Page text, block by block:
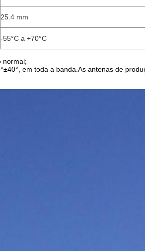
25.4 mm
-55°C a +70°C
normal;
em toda a banda.As antenas de